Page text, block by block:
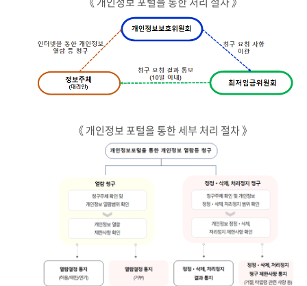
《 개인정보 포털을 통한 세부 처리 절차 》